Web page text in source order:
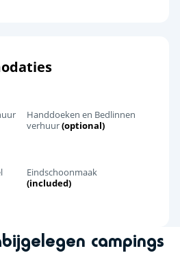
Handdoeken en Bedlinnen
verhuur(optional)
Eindschoonmaak
(included)
campings